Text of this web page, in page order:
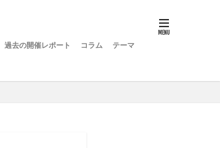
過去の開催レポート コラム テーマ